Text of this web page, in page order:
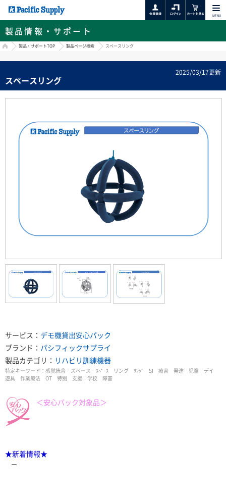
MENU
製品情報・サポート
HOME製品・サポートTOP 製品ページ検索 スペースリング
2025/03/17更新
スペースリング
サービス： デモ機貸出安心パック
ブランド： パシフィックサプライ
製品カテゴリ： リハビリ訓練機器
特定キーワード： 感覚統合 スペース ｽﾍﾟｰｽ リング ﾘﾝｸﾞ SI 療育 発達 児童 デイ
遊具 作業療法 OT 特別 支援 学校 障害
＜安心パック対象品＞
★新着情報★
ー